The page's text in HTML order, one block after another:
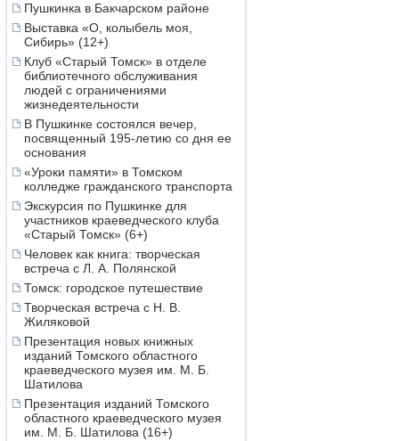
Пушкинка в Бакчарском районе
Выставка «О, колыбель моя,
Сибирь» (12+)
Клуб «Старый Томск» в отделе
библиотечного обслуживания
людей с ограничениями
жизнедеятельности
В Пушкинке состоялся вечер,
посвященный 195-летию со дня ее
основания
«Уроки памяти» в Томском
колледже гражданского транспорта
Экскурсия по Пушкинке для
участников краеведческого клуба
«Старый Томск» (6+)
Человек как книга: творческая
встреча с Л. А. Полянской
Томск: городское путешествие
Творческая встреча с Н. В.
Жиляковой
Презентация новых книжных
изданий Томского областного
краеведческого музея им. М. Б.
Шатилова
Презентация изданий Томского
областного краеведческого музея
им. М. Б. Шатилова (16+)